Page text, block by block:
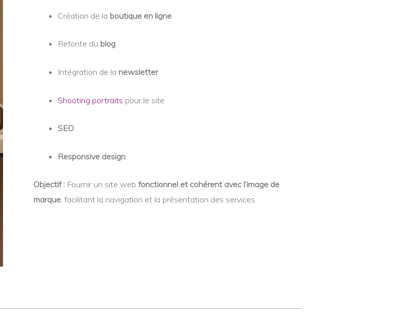
Création de la boutique en ligne
Refonte du blog
Intégration de la newsletter
Shooting portraits pour le site
SEO
Responsive design
Objectif : Fournir un site web fonctionnel et cohérent avec l’image de
marque, facilitant la navigation et la présentation des services.